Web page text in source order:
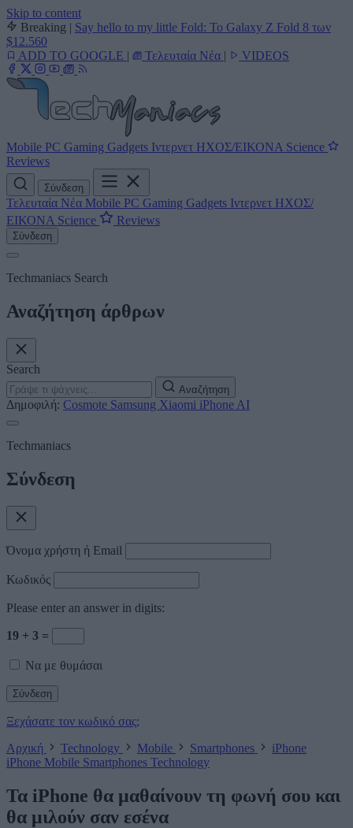
Skip to content
Breaking | Say hello to my little Fold: Το Galaxy Z Fold 8 των
$12.560
ADD TO GOOGLE | Τελευταία Νέα | VIDEOS
Mobile PC Gaming Gadgets Ιντερνετ ΗΧΟΣ/ΕΙΚΟΝΑ Science
Reviews
Σύνδεση
Τελευταία Νέα Mobile PC Gaming Gadgets Ιντερνετ ΗΧΟΣ/
ΕΙΚΟΝΑ Science Reviews
Σύνδεση
Techmaniacs Search
Αναζήτηση άρθρων
Search
Αναζήτηση
Δημοφιλή: Cosmote Samsung Xiaomi iPhone AI
Techmaniacs
Σύνδεση
Όνομα χρήστη ή Email
Κωδικός
Please enter an answer in digits:
19 + 3 =
Να με θυμάσαι
Ξεχάσατε τον κωδικό σας;
Αρχική
Technology Mobile Smartphones
iPhone
iPhone Mobile Smartphones Technology
Τα iPhone θα μαθαίνουν τη φωνή σου και
θα μιλούν σαν εσένα